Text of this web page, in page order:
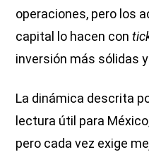
operaciones, pero los
capital lo hacen con
inversión más sólidas
La dinámica descrita
lectura útil para
pero cada vez exige